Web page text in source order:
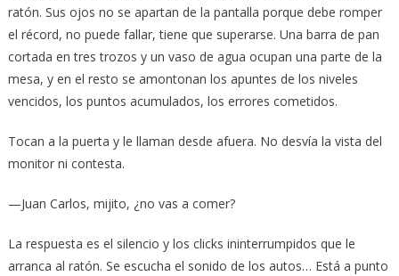
ratón. Sus ojos no se apartan de la pantalla porque debe romper
el récord, no puede fallar, tiene que superarse. Una barra de pan
cortada en tres trozos y un vaso de agua ocupan una parte de la
mesa, y en el resto se amontonan los apuntes de los niveles
vencidos, los puntos acumulados, los errores cometidos.
Tocan a la puerta y le llaman desde afuera. No desvía la vista del
monitor ni contesta.
—Juan Carlos, mijito, ¿no vas a comer?
La respuesta es el silencio y los clicks ininterrumpidos que le
arranca al ratón. Se escucha el sonido de los autos… Está a punto